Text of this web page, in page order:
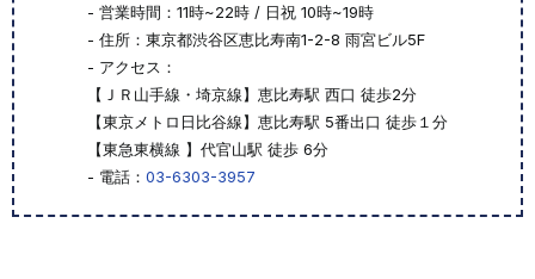
- 営業時間：11時~22時 / 日祝 10時~19時
- 住所：東京都渋谷区恵比寿南1-2-8 雨宮ビル5F
- アクセス：
【ＪＲ山手線・埼京線】恵比寿駅 西口 徒歩2分
【東京メトロ日比谷線】恵比寿駅 5番出口 徒歩１分
【東急東横線 】代官山駅 徒歩 6分
- 電話： 03-6303-3957